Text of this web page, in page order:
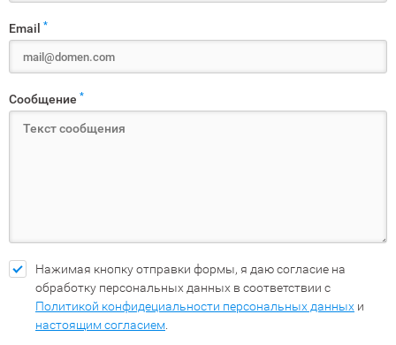
Email *
Сообщение *
Нажимая кнопку отправки формы, я даю согласие на
обработку персональных данных в соответствии с
Политикой конфидециальности персональных данных и
настоящим согласием